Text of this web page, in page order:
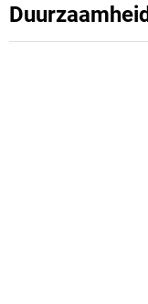
Duurzaamheid